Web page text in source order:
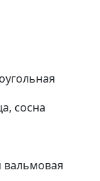
сосна
вальмовая